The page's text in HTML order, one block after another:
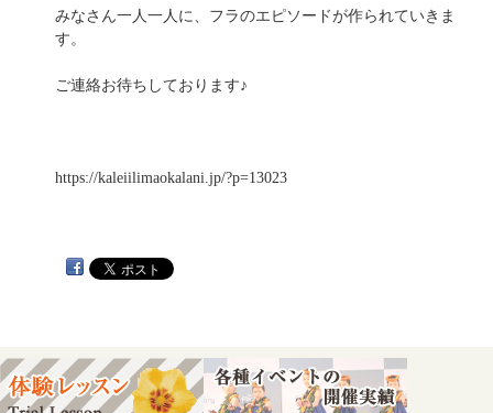
みなさん一人一人に、フラのエピソードが作られていきま
す。
ご連絡お待ちしております♪
https://kaleiilimaokalani.jp/?p=13023